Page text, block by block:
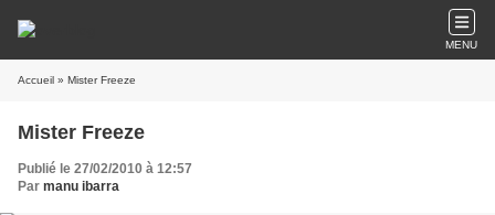
MENU
Accueil » Mister Freeze
Mister Freeze
Publié le 27/02/2010 à 12:57
Par manu ibarra